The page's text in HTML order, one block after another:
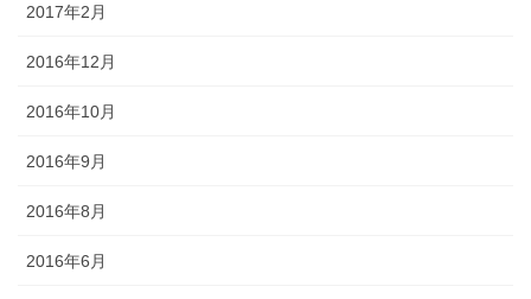
2017年2月
2016年12月
2016年10月
2016年9月
2016年8月
2016年6月